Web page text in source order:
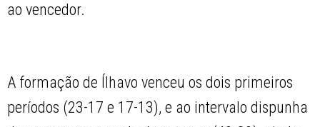
ao vencedor.
A formação de Ílhavo venceu os dois primeiros
períodos (23-17 e 17-13), e ao intervalo dispunha